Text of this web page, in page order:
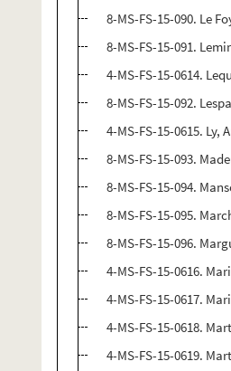
8-MS-FS-15-090. Le
8-MS-FS-15-091.
4-MS-FS-15-0614.
8-MS-FS-15-092.
4-MS-FS-15-0615. Ly,
8-MS-FS-15-093.
8-MS-FS-15-094.
8-MS-FS-15-095.
8-MS-FS-15-096.
4-MS-FS-15-0616.
4-MS-FS-15-0617.
4-MS-FS-15-0618.
4-MS-FS-15-0619.